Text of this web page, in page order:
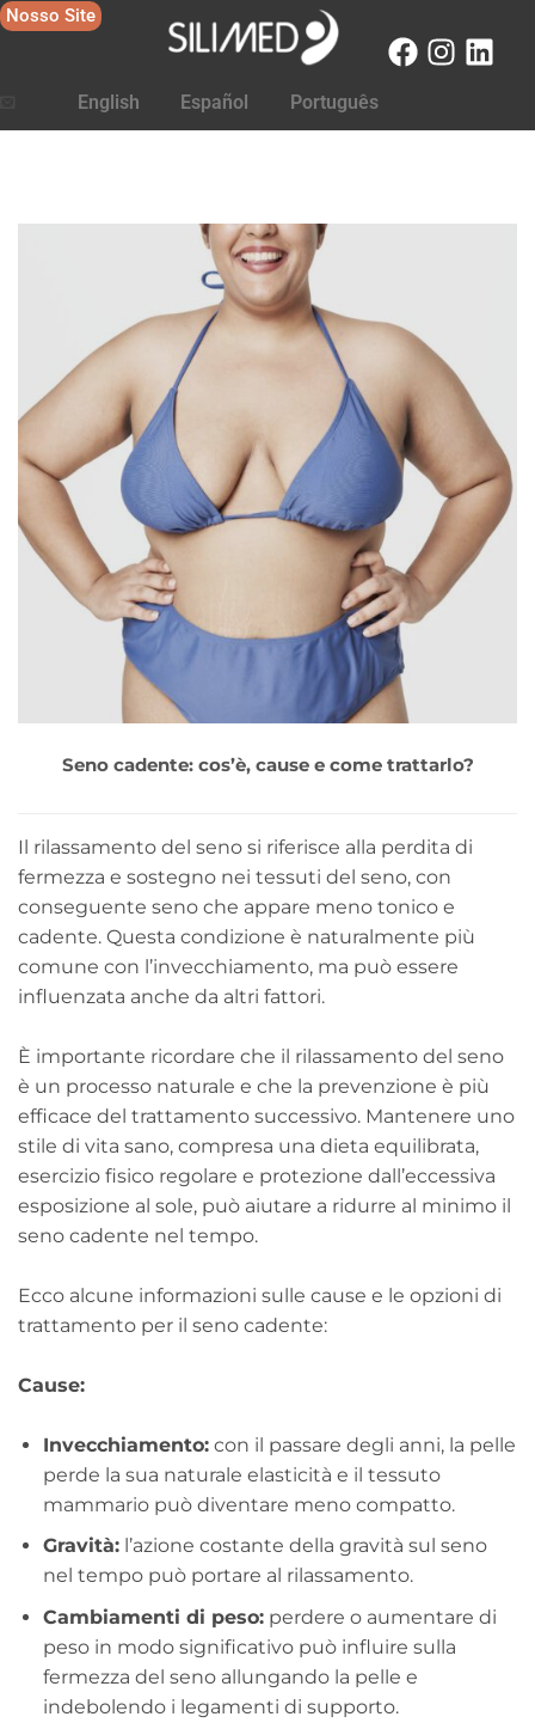
Nosso Site
English Español Português
Seno cadente: cos’è, cause e come trattarlo?
Il rilassamento del seno si riferisce alla perdita di
fermezza e sostegno nei tessuti del seno, con
conseguente seno che appare meno tonico e
cadente. Questa condizione è naturalmente più
comune con l’invecchiamento, ma può essere
influenzata anche da altri fattori.
È importante ricordare che il rilassamento del seno
è un processo naturale e che la prevenzione è più
efficace del trattamento successivo. Mantenere uno
stile di vita sano, compresa una dieta equilibrata,
esercizio fisico regolare e protezione dall’eccessiva
esposizione al sole, può aiutare a ridurre al minimo il
seno cadente nel tempo.
Ecco alcune informazioni sulle cause e le opzioni di
trattamento per il seno cadente:
Cause:
Invecchiamento:con il passare degli anni, la pelle
perde la sua naturale elasticità e il tessuto
mammario può diventare meno compatto.
Gravità:l’azione costante della gravità sul seno
nel tempo può portare al rilassamento.
Cambiamenti di peso:perdere o aumentare di
peso in modo significativo può influire sulla
fermezza del seno allungando la pelle e
indebolendo i legamenti di supporto.